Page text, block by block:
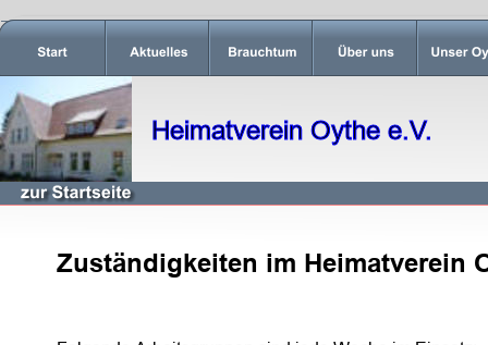
Heimatverein Oythe e.V.
Zuständigkeiten im Heimatverein